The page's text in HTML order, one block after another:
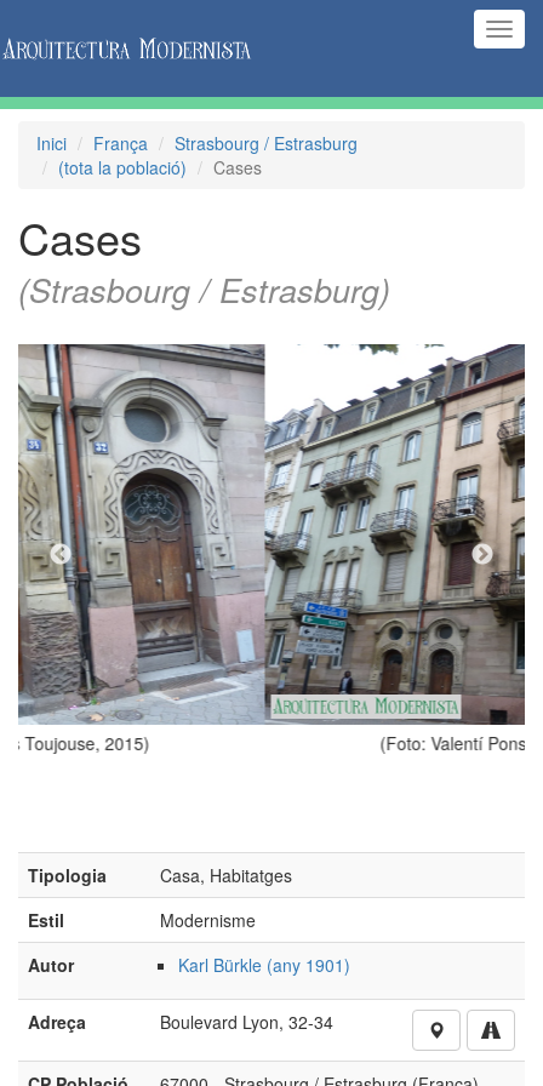
Inici França
Strasbourg / Estrasburg
(tota la població)
Cases
Cases
(Strasbourg / Estrasburg)
(Foto: Valentí Pons Toujouse, 2015)
Tipologia
Casa, Habitatges
Estil
Modernisme
Autor
Karl Bürkle (any 1901)
Adreça Boulevard Lyon, 32-34